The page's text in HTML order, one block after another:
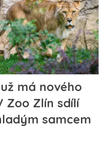
má nového
Zoo Zlín sdílí
samcem